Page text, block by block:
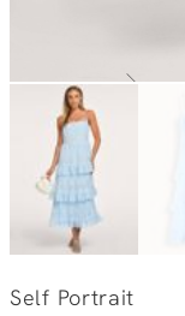
Self Portrait